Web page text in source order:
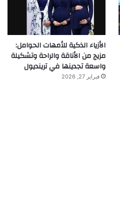
الأزياء الذكية للأمهات الحوامل:
مزيج من الأناقة والراحة وتشكيلة
واسعة تجدينها في ترينديول
فبراير 27, 2026